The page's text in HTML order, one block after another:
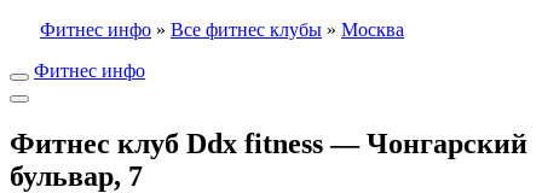
Фитнес инфо » Все фитнес клубы » Москва
Фитнес инфо
Фитнес клуб Ddx fitness — Чонгарский
бульвар, 7